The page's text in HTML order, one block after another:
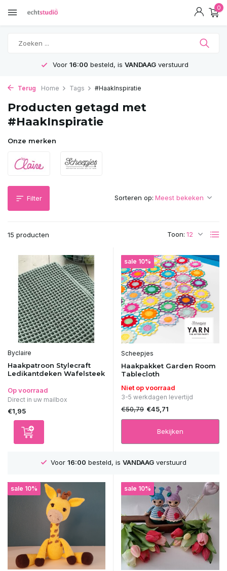
0
Voor 16:00 besteld, is VANDAAGverstuurd
Terug Home Tags #HaakInspiratie
Producten getagd met
#HaakInspiratie
Onze merken
Filter
15 producten Toon:
Sorteren op:
Byclaire
Haakpatroon Stylecraft
Ledikantdeken Wafelsteek
Op voorraad
Direct in uw mailbox
€1,95
sale 10%
Scheepjes
Haakpakket Garden Room
Tablecloth
Niet op voorraad
3-5 werkdagen levertijd
€50,79 €45,71
Bekijken
GRATISVerzending vanaf 75€
sale 10% sale 10%